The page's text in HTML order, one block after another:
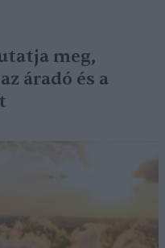
meg,
áradó és a